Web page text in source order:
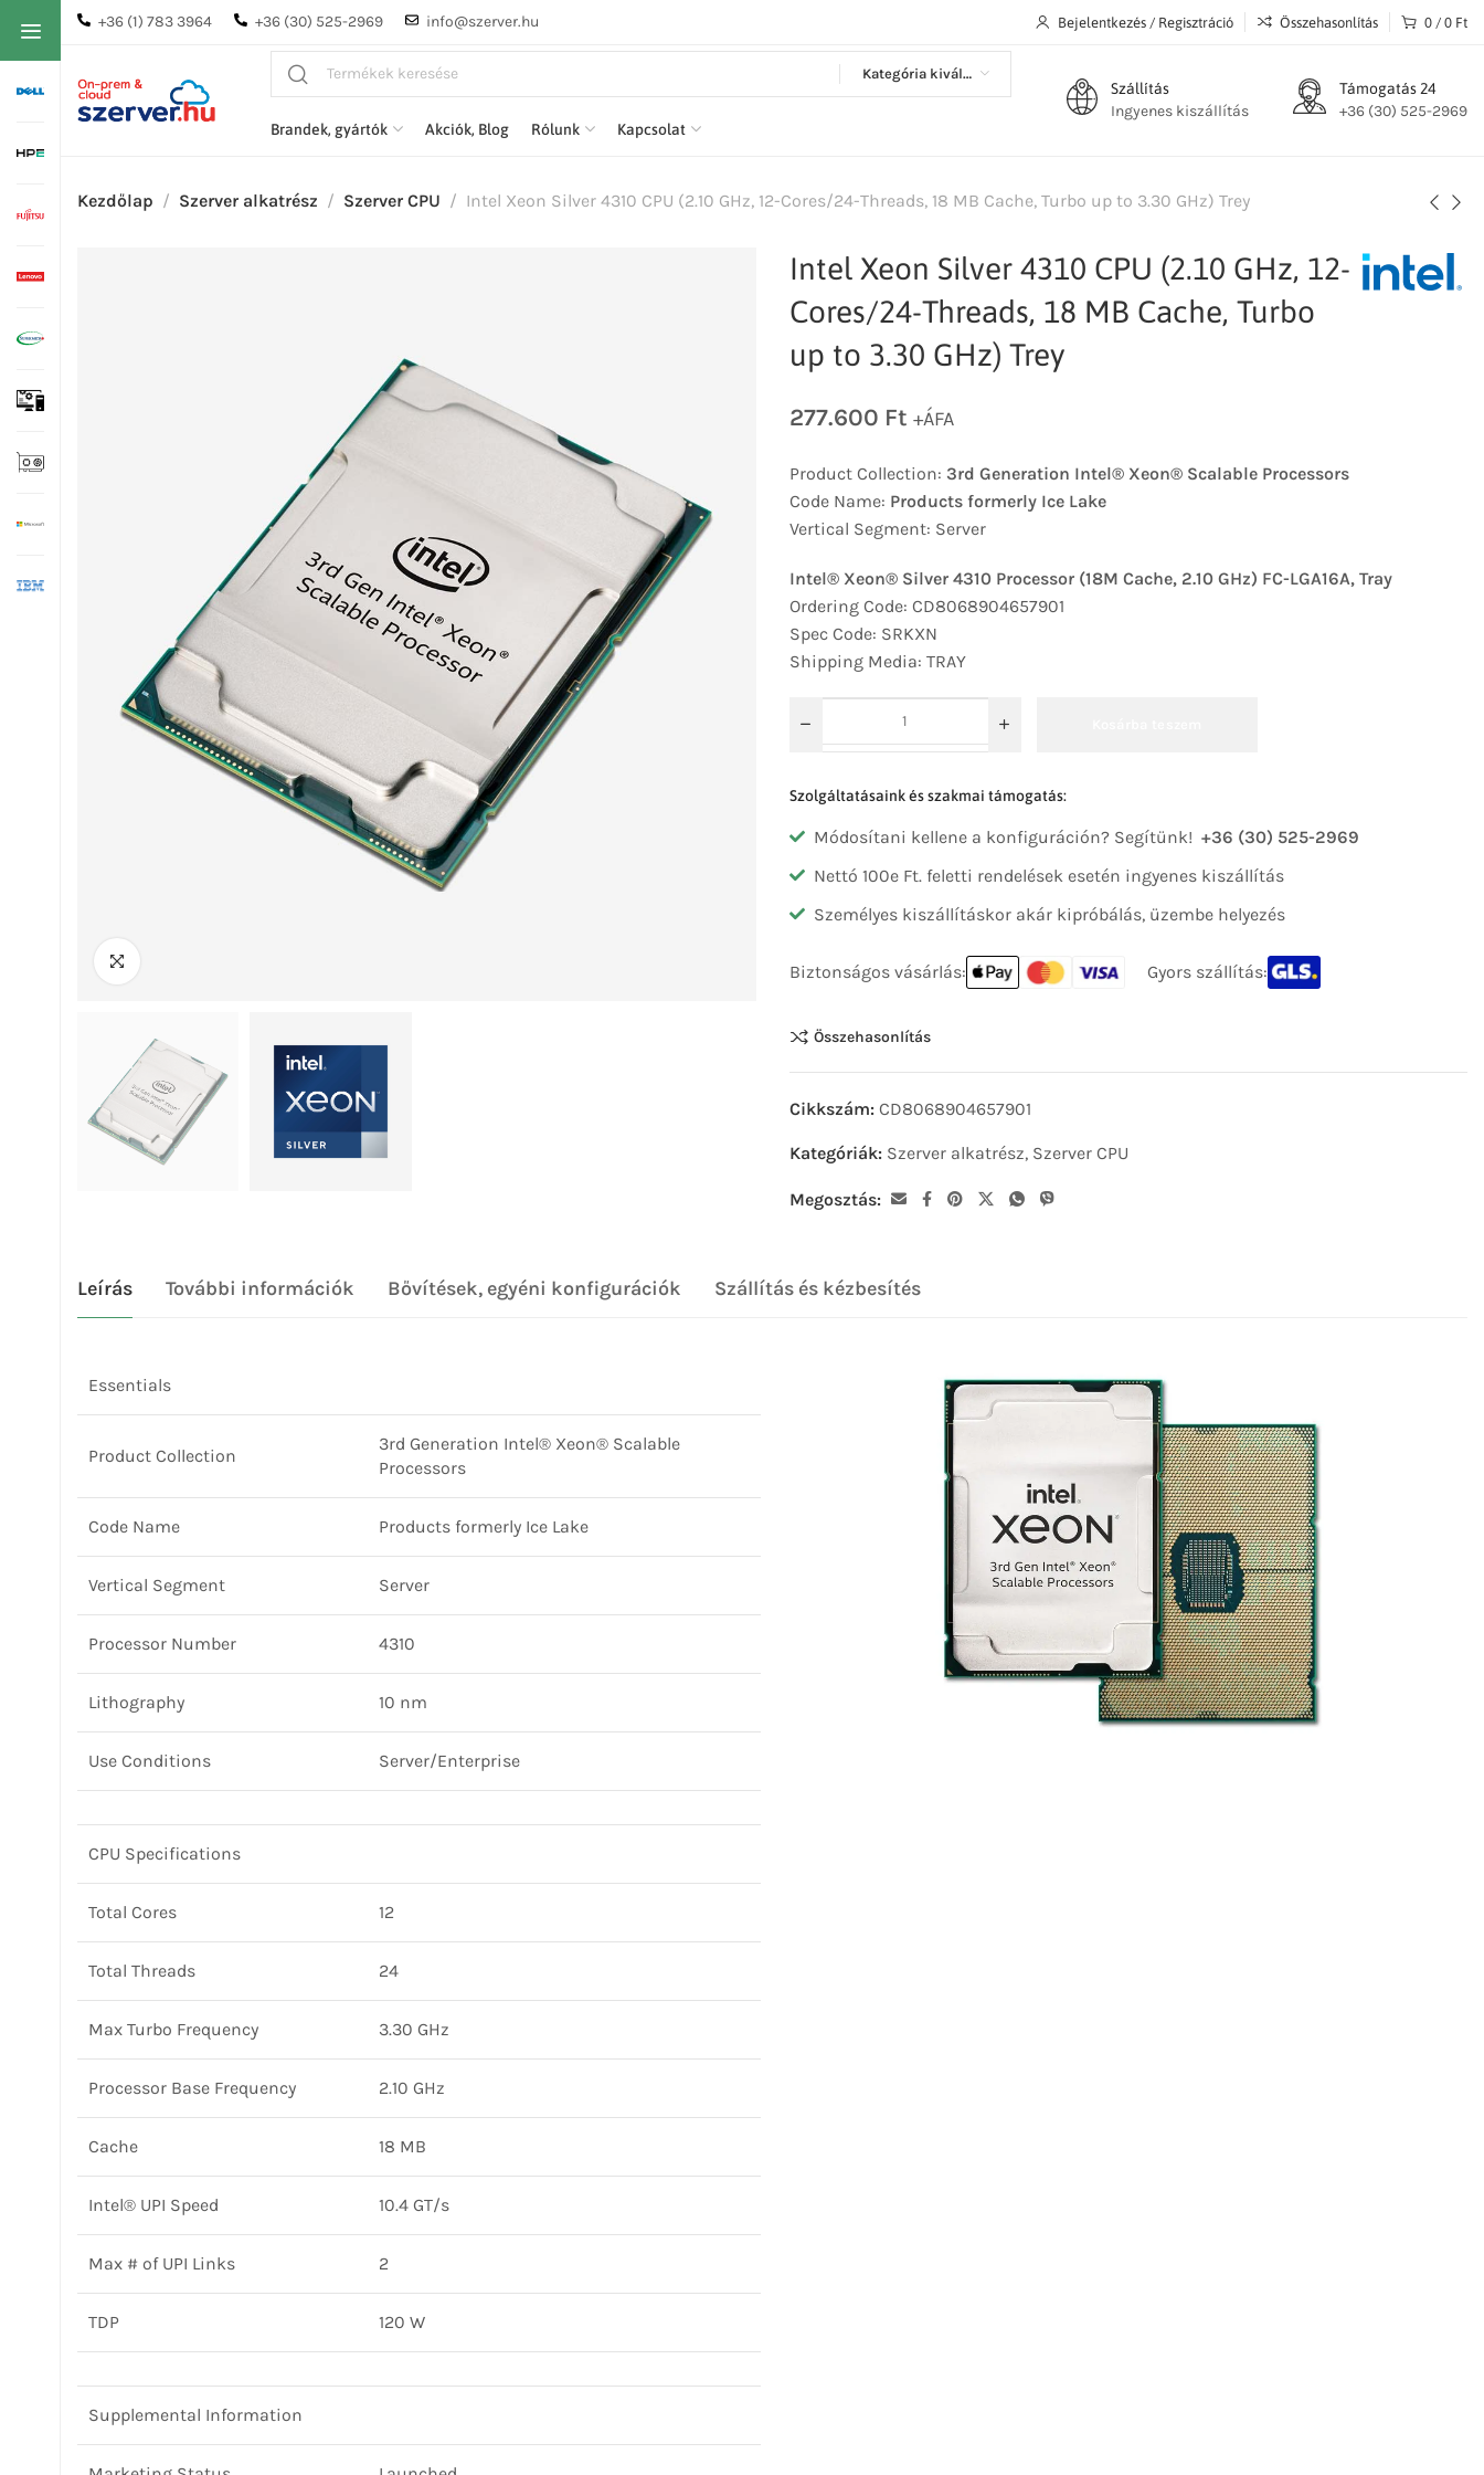
+36 (1) 783 3964 +36 (30) 525-2969 info@szerver.hu Bejelentkezés / Regisztráció Összehasonlítás 0 / 0 Ft
Kategória kiválasztása
Brandek, gyártók Akciók, Blog Rólunk Kapcsolat
Szállítás
Ingyenes kiszállítás
Támogatás 24
+36 (30) 525-2969
Kezdőlap Szerver alkatrész Szerver CPU Intel Xeon Silver 4310 CPU (2.10 GHz, 12-Cores/24-Threads, 18 MB Cache, Turbo up to 3.30 GHz) Trey
Intel Xeon Silver 4310 CPU (2.10 GHz, 12-
Cores/24-Threads, 18 MB Cache, Turbo
up to 3.30 GHz) Trey
277.600 Ft +ÁFA
Product Collection: 3rd Generation Intel® Xeon® Scalable Processors
Code Name: Products formerly Ice Lake
Vertical Segment: Server
Intel® Xeon® Silver 4310 Processor (18M Cache, 2.10 GHz) FC-LGA16A, Tray
Ordering Code: CD8068904657901
Spec Code: SRKXN
Shipping Media: TRAY
Szolgáltatásaink és szakmai támogatás:
Módosítani kellene a konfiguráción? Segítünk! +36 (30) 525-2969
Nettó 100e Ft. feletti rendelések esetén ingyenes kiszállítás
Személyes kiszállításkor akár kipróbálás, üzembe helyezés
Biztonságos vásárlás: Gyors szállítás:
Összehasonlítás
Cikkszám: CD8068904657901
Kategóriák: Szerver alkatrész, Szerver CPU
Megosztás:
Leírás További információk Bővítések, egyéni konfigurációk Szállítás és kézbesítés
Essentials
Product Collection
3rd Generation Intel® Xeon® Scalable
Processors
Code Name Products formerly Ice Lake
Vertical Segment Server
Processor Number 4310
Lithography 10 nm
Use Conditions Server/Enterprise
CPU Specifications
Total Cores 12
Total Threads 24
Max Turbo Frequency 3.30 GHz
Processor Base Frequency 2.10 GHz
Cache 18 MB
Intel® UPI Speed 10.4 GT/s
Max # of UPI Links 2
TDP 120 W
Supplemental Information